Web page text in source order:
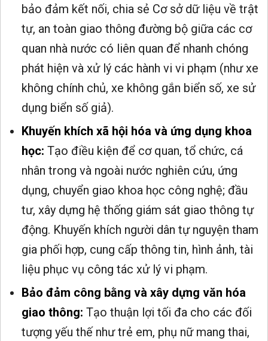
bảo đảm kết nối, chia sẻ Cơ sở dữ liệu về trật
tự, an toàn giao thông đường bộ giữa các cơ
quan nhà nước có liên quan để nhanh chóng
phát hiện và xử lý các hành vi vi phạm (như xe
không chính chủ, xe không gắn biển số, xe sử
dụng biển số giả).
Khuyến khích xã hội hóa và ứng dụng khoa
học: Tạo điều kiện để cơ quan, tổ chức, cá
nhân trong và ngoài nước nghiên cứu, ứng
dụng, chuyển giao khoa học công nghệ; đầu
tư, xây dựng hệ thống giám sát giao thông tự
động. Khuyến khích người dân tự nguyện tham
gia phối hợp, cung cấp thông tin, hình ảnh, tài
liệu phục vụ công tác xử lý vi phạm.
Bảo đảm công bằng và xây dựng văn hóa
giao thông: Tạo thuận lợi tối đa cho các đối
tượng yếu thế như trẻ em, phụ nữ mang thai,